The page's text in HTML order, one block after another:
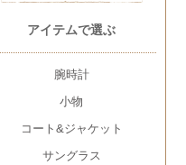
アイテムで選ぶ
腕時計
小物
コート&ジャケット
サングラス